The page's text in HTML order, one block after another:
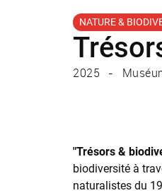
NATURE &
2025
"Trésors &
biodiversité à
naturalistes du